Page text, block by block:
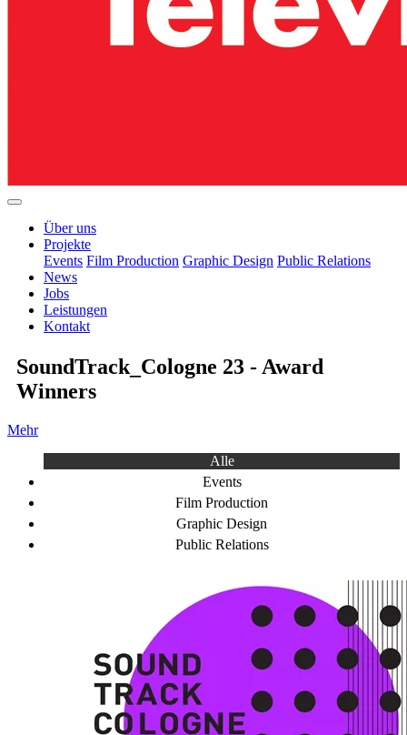
Über uns
Projekte
Events Film Production Graphic Design Public Relations
News
Jobs
Leistungen
Kontakt
SoundTrack_Cologne 23 - Award
Winners
Mehr
Alle
Events
Film Production
Graphic Design
Public Relations